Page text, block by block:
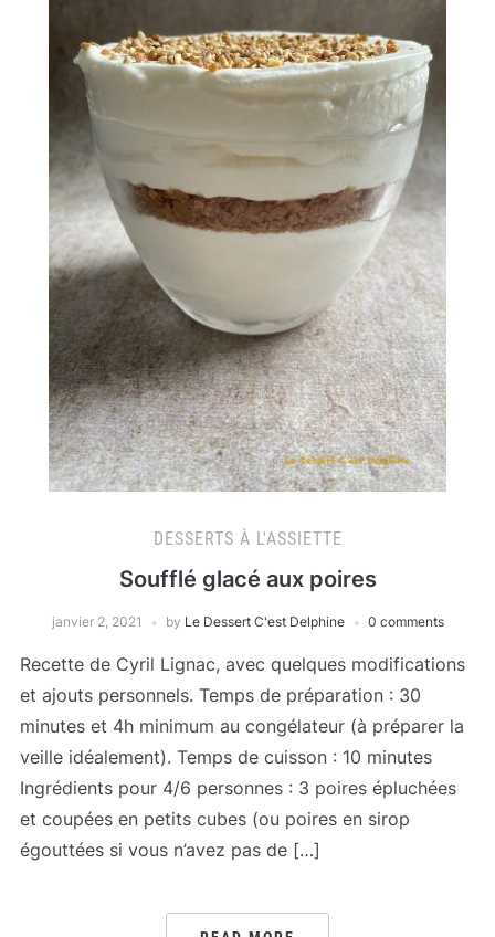
DESSERTS À L'ASSIETTE
Soufflé glacé aux poires
janvier 2, 2021 by Le Dessert C'est Delphine 0 comments
Recette de Cyril Lignac, avec quelques modifications
et ajouts personnels. Temps de préparation : 30
minutes et 4h minimum au congélateur (à préparer la
veille idéalement). Temps de cuisson : 10 minutes
Ingrédients pour 4/6 personnes : 3 poires épluchées
et coupées en petits cubes (ou poires en sirop
égouttées si vous n’avez pas de […]